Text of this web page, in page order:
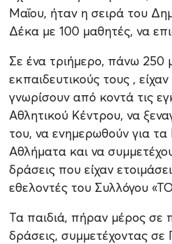
Μαΐου, ήταν η σειρά του
Δέκα με 100 μαθητές, να
Σε ένα τριήμερο, πάνω 250
εκπαιδευτικούς τους ,
γνωρίσουν από κοντά τις
Αθλητικού Κέντρου, να
του, να ενημερωθούν για
Αθλήματα και να
δράσεις που είχαν
εθελοντές του Συλλόγου
Τα παιδιά, πήραν μέρος σε
δράσεις, συμμετέχοντας